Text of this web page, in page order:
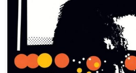
Polska Szkoła Plakatu narodziła się tam,
była milczeć – w cieniu cenzury,
codzienności PRL-u. Zamiast pełnić
zaczęły opowiadać o emocjach, lękach i